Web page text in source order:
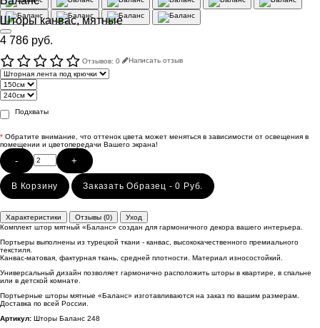
Шторы канвас, мятные
4 786 руб.
Отзывов: 0 Написать отзыв
Подхваты
* Обратите внимание, что оттенок цвета может меняться в зависимости от освещения в
помещении и цветопередачи Вашего экрана!
- +
В Корзину Заказать Образец - 0 Руб.
Характеристики Отзывы (0)
Уход
Комплект штор мятный «Баланс» создан для гармоничного декора вашего интерьера.
Портьеры выполнены из турецкой ткани - канвас, высококачественного премиального
текстиля.
Канвас-матовая, фактурная ткань, средней плотности. Материал износостойкий.
Универсальный дизайн позволяет гармонично расположить шторы в квартире, в спальне
или в детской комнате.
Портьерные шторы мятные «Баланс» изготавливаются на заказ по вашим размерам.
Доставка по всей России.
Артикул: Шторы Баланс 248